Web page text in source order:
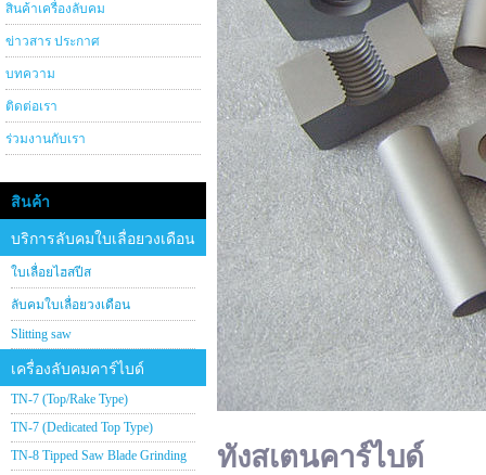
สินค้าเครื่องลับคม
ข่าวสาร ประกาศ
บทความ
ติดต่อเรา
ร่วมงานกับเรา
สินค้า
บริการลับคมใบเลื่อยวงเดือน
ใบเลื่อยไฮสปีส
ลับคมใบเลื่อยวงเดือน
Slitting saw
เครื่องลับคมคาร์ไบด์
TN-7 (Top/Rake Type)
TN-7 (Dedicated Top Type)
TN-8 Tipped Saw Blade Grinding
ทังสเตนคาร์ไบด์